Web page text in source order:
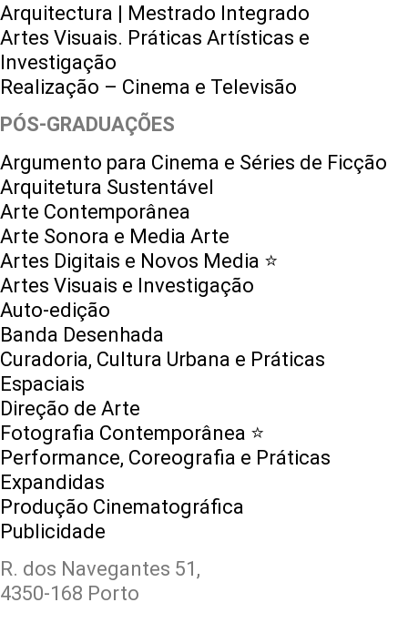
Arquitectura | Mestrado Integrado
Artes Visuais. Práticas Artísticas e
Investigação
Realização – Cinema e Televisão
PÓS-GRADUAÇÕES
Argumento para Cinema e Séries de Ficção
Arquitetura Sustentável
Arte Contemporânea
Arte Sonora e Media Arte
Artes Digitais e Novos Media ⭐️
Artes Visuais e Investigação
Auto-edição
Banda Desenhada
Curadoria, Cultura Urbana e Práticas
Espaciais
Direção de Arte
Fotografia Contemporânea ⭐️
Performance, Coreografia e Práticas
Expandidas
Produção Cinematográfica
Publicidade
R. dos Navegantes 51,
4350-168 Porto